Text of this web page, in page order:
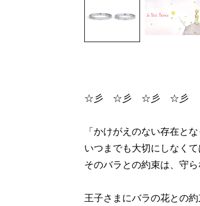
☆彡 ☆彡 ☆彡 ☆彡
「かけがえのない存在と
いつまでも大切にしなくて
そのバラとの約束は、守
王子さまにバラの花との